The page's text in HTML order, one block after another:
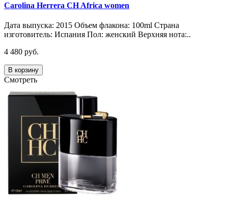
Carolina Herrera CH Africa women
Дата выпуска: 2015 Объем флакона: 100ml Страна
изготовитель: Испания Пол: женский Верхняя нота:..
4 480 руб.
В корзину
Смотреть